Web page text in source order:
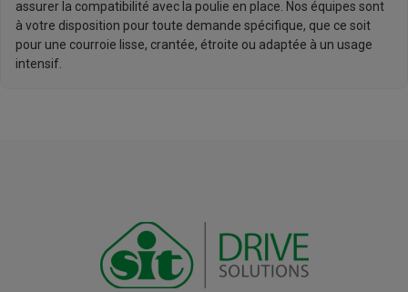
assurer la compatibilité avec la poulie en place. Nos équipes sont
à votre disposition pour toute demande spécifique, que ce soit
pour une courroie lisse, crantée, étroite ou adaptée à un usage
intensif.